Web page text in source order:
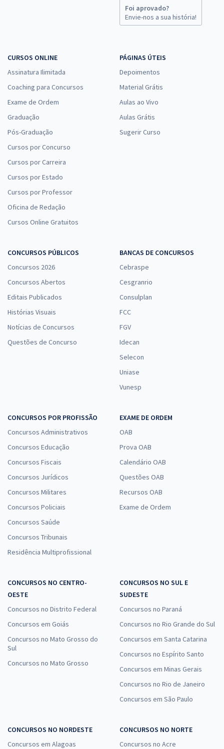
Foi aprovado?
Envie-nos a sua história!
CURSOS ONLINE
Assinatura Ilimitada
Coaching para Concursos
Exame de Ordem
Graduação
Pós-Graduação
Cursos por Concurso
Cursos por Carreira
Cursos por Estado
Cursos por Professor
Oficina de Redação
Cursos Online Gratuitos
PÁGINAS ÚTEIS
Depoimentos
Material Grátis
Aulas ao Vivo
Aulas Grátis
Sugerir Curso
CONCURSOS PÚBLICOS
Concursos 2026
Concursos Abertos
Editais Publicados
Histórias Visuais
Notícias de Concursos
Questões de Concurso
BANCAS DE CONCURSOS
Cebraspe
Cesgranrio
Consulplan
FCC
FGV
Idecan
Selecon
Uniase
Vunesp
CONCURSOS POR PROFISSÃO
Concursos Administrativos
Concursos Educação
Concursos Fiscais
Concursos Jurídicos
Concursos Militares
Concursos Policiais
Concursos Saúde
Concursos Tribunais
Residência Multiprofissional
EXAME DE ORDEM
OAB
Prova OAB
Calendário OAB
Questões OAB
Recursos OAB
Exame de Ordem
CONCURSOS NO CENTRO-
OESTE
Concursos no Distrito Federal
Concursos em Goiás
Concursos no Mato Grosso do
Sul
Concursos no Mato Grosso
CONCURSOS NO SUL E
SUDESTE
Concursos no Paraná
Concursos no Rio Grande do Sul
Concursos em Santa Catarina
Concursos no Espírito Santo
Concursos em Minas Gerais
Concursos no Rio de Janeiro
Concursos em São Paulo
CONCURSOS NO NORDESTE
Concursos em Alagoas
CONCURSOS NO NORTE
Concursos no Acre